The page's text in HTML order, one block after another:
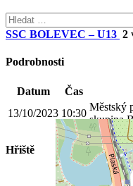
Vyhledávání
SSC BOLEVEC – U13 2
Podrobnosti
Datum Čas
13/10/2023 10:30
Městský
skupina
Hřiště